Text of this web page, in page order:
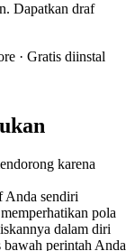
Dapatkan draf
· Gratis diinstal
karena
Anda sendiri
pola
dalam diri
perintah Anda